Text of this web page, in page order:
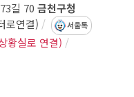
길 70 금천구청
로연결) 서울톡
황실로 연결)